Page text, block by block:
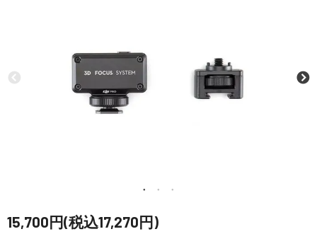
業務用ドローン・業務関連製品
水中ドローン(ROV)・水中スクーター
講習会･国家資格･WEBセミナー
定期配信!
15,700円(税込17,270円)